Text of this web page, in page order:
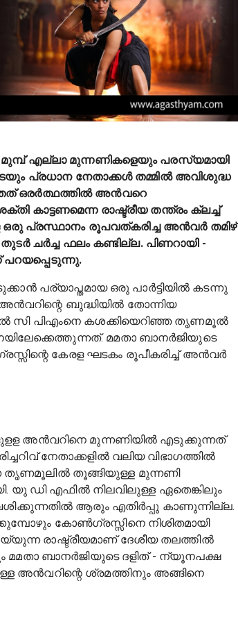
എല്ലാ മുന്നണികളെയും പരസ്യമായി
പ്രധാന നേതാക്കൾ തമ്മിൽ അവിശുദ്ധ
ഒരർത്ഥത്തിൽ അൻവറെ
കാട്ടണമെന്ന രാഷ്ട്രീയ തന്ത്രം ക്ലച്ച്
ഒരു പ്രസ്ഥാനം രൂപവത്കരിച്ച അൻവർ തമിഴ്
ചർച്ച ഫലം കണ്ടില്ല. പിണറായി -
പറയപ്പെടുന്നു.
പര്യാപ്തമായ ഒരു പാർട്ടിയിൽ കടന്നു
ബുദ്ധിയിൽ തോന്നിയ
സി പിഎംനെ കശക്കിയെറിഞ്ഞ തൃണമൂൽ
മമതാ ബാനർജിയുടെ
കേരള ഘടകം രൂപീകരിച്ച് അൻവർ
അൻവറിനെ മുന്നണിയിൽ എടുക്കുന്നത്
നേതാക്കളിൽ വലിയ വിഭാഗത്തിൽ
തൂങ്ങിയുള്ള മുന്നണി
യു ഡി എഫിൽ നിലവിലുള്ള ഏതെങ്കിലും
ആരും എതിർപ്പു കാണുന്നില്ല.
കോൺഗ്രസ്സിനെ നിശിതമായി
രാഷ്ട്രീയമാണ് ദേശീയ തലത്തിൽ
ബാനർജിയുടെ ദളിത് - ന്യൂനപക്ഷ
അൻവറിന്റെ ശ്രമത്തിനും അങ്ങിനെ